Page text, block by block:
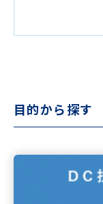
目的から探す